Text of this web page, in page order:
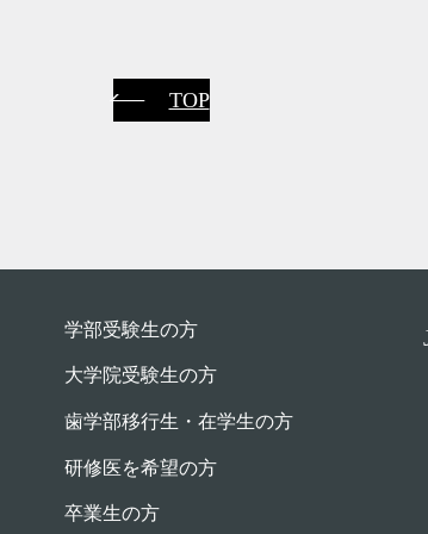
TOP
学部受験⽣の⽅
大学院受験生の方
歯学部移行生・在学⽣の⽅
研修医を希望の方
卒業生の方